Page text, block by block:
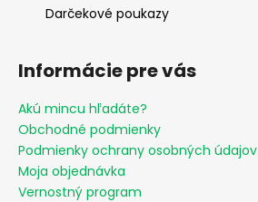
Darčekové poukazy
Informácie pre vás
Akú mincu hľadáte?
Obchodné podmienky
Podmienky ochrany osobných údajov
Moja objednávka
Vernostný program